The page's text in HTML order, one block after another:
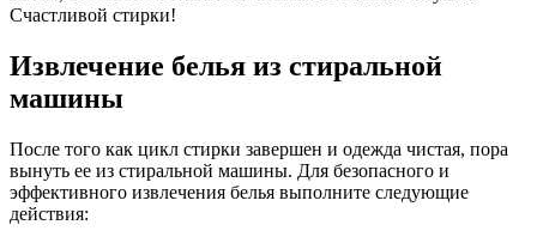
Счастливой стирки!
Извлечение белья из стиральной
машины
После того как цикл стирки завершен и одежда чистая, пора
вынуть ее из стиральной машины. Для безопасного и
эффективного извлечения белья выполните следующие
действия: